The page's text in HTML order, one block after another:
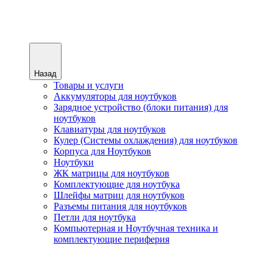
Назад
Товары и услуги
Аккумуляторы для ноутбуков
Зарядное устройство (блоки питания) для
ноутбуков
Клавиатуры для ноутбуков
Кулер (Системы охлаждения) для ноутбуков
Корпуса для Ноутбуков
Ноутбуки
ЖК матрицы для ноутбуков
Комплектующие для ноутбука
Шлейфы матриц для ноутбуков
Разъемы питания для ноутбуков
Петли для ноутбука
Компьютерная и Ноутбучная техника и
комплектующие периферия